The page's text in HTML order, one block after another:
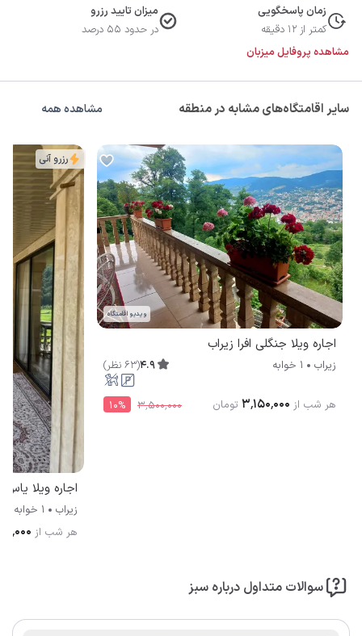
زمان پاسخگویی
کمتر از 12 دقیقه
میزان تایید رزرو
در حدود 55 درصد
مشاهده پروفایل میزبان
سایر اقامتگاه‌های مشابه در منطقه مشاهده همه
ویدیو اقامتگاه
اجاره ویلا جنگلی افرا زیراب
زیراب 1 خوابه 4.9
(
63 نظر)
۳٬۵۰۰٬۰۰۰ 10% هر شب از ۳٬۱۵۰٬۰۰۰ تومان
رزرو آنی
اجاره ویلا یاس
زیراب
1 خوابه
هر شب از
سوالات متداول درباره سبز